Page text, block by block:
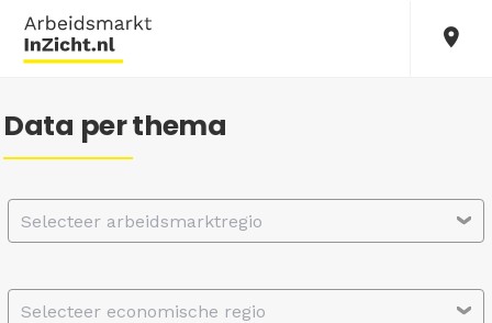
Data per thema
Selecteer arbeidsmarktregio
Selecteer economische regio